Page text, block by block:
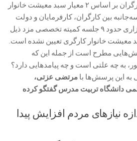
طبق قانون، حداقل مزد کارگران بر اساس ۲ معیار سبد معیشت خانوار
بین کارگران، کارفرمایان و دولت
تعیین می‌شود. با وجود برگزاری حدود ۹ جلسه کمیته تخصصی مزد ذیل
معیشت خانوار کارگری تعیین نشده است.
مطرح است از جمله این که
به چه علتی است و چه پیامد‌هایی دارد؟
به این پرسش‌ها با مرتضی عزتی،
دانشگاه تربیت مدرس گفتگو کرده
نیاز‌های مردم افزایش پیدا